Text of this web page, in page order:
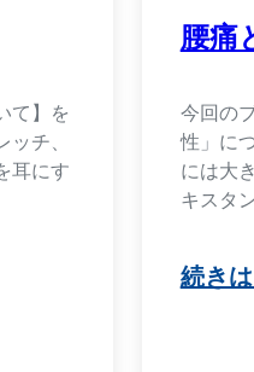
て】を
チ、
耳にす
腰痛
今回の
性」に
には大
キスタ
続き